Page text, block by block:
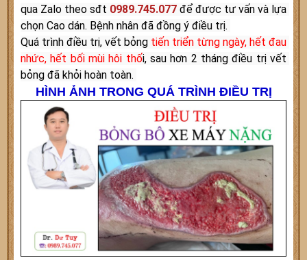
qua Zalo theo sđt 0989.745.077 để được tư vấn và lựa
chọn Cao dán. Bệnh nhân đã đồng ý điều trị.
Quá trình điều trị, vết bỏng tiến triển từng ngày, hết đau
nhức, hết bối mùi hôi thối, sau hơn 2 tháng điều trị vết
bỏng đã khỏi hoàn toàn.
HÌNH ẢNH TRONG QUÁ TRÌNH ĐIỀU TRỊ